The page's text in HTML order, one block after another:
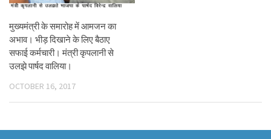
मुख्यमंत्री के समारोह में आमजन का
अभाव। भीड़ दिखाने के लिए बैठाए
सफाई कर्मचारी। मंत्री कृपलानी से
उलझे पार्षद वालिया।
OCTOBER 16, 2017